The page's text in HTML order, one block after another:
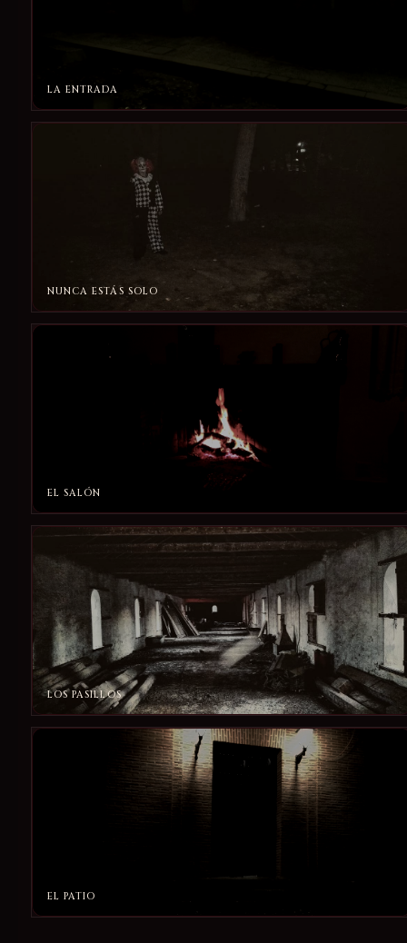
LA ENTRADA
NUNCA ESTÁS SOLO
EL SALÓN
LOS PASILLOS
EL PATIO